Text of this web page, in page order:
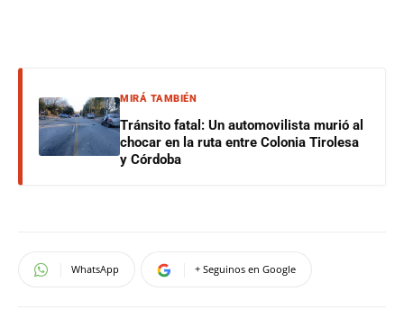
MIRÁ TAMBIÉN
Tránsito fatal: Un automovilista murió al
chocar en la ruta entre Colonia Tirolesa
y Córdoba
WhatsApp + Seguinos en Google